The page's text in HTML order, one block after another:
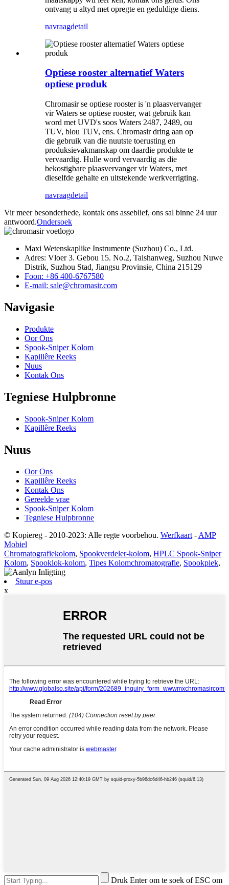
ontvang u altyd met opregte en geduldige diens.
navraagdetail
Optiese rooster alternatief Waters
optiese produk
Chromasir se optiese rooster is 'n plaasvervanger
vir Waters se optiese rooster, wat gebruik kan
word met UVD's soos Waters 2487, 2489, ou
TUV, blou TUV, ens. Chromasir dring aan op
die gebruik van die nuutste toerusting en
produksievakmanskap om daardie produkte te
vervaardig. Hulle word vervaardig as die
bekostigbare plaasvervanger vir Waters, met
dieselfde gehalte en uitstekende werkverrigting.
navraagdetail
Vir meer besonderhede, kontak ons ​​​​asseblief, ons sal binne 24 uur
antwoord.Ondersoek
Maxi Wetenskaplike Instrumente (Suzhou) Co., Ltd.
Adres: Vloer 3. Gebou 15. No.2, Taishanweg, Suzhou Nuwe
Distrik, Suzhou Stad, Jiangsu Provinsie, China 215129
Foon: +86 400-6767580
E-mail: sale@chromasir.com
Navigasie
Produkte
Oor Ons
Spook-Sniper Kolom
Kapillêre Reeks
Nuus
Kontak Ons
Tegniese Hulpbronne
Spook-Sniper Kolom
Kapillêre Reeks
Nuus
Oor Ons
Kapillêre Reeks
Kontak Ons
Gereelde vrae
Spook-Sniper Kolom
Tegniese Hulpbronne
© Kopiereg - 2010-2023: Alle regte voorbehou. Werfkaart - AMP
Mobiel
Chromatografiekolom, Spookverdeler-kolom, HPLC Spook-Sniper
Kolom, Spooklok-kolom, Tipes Kolomchromatografie, Spookpiek,
Stuur e-pos
x
Druk Enter om te soek of ESC om